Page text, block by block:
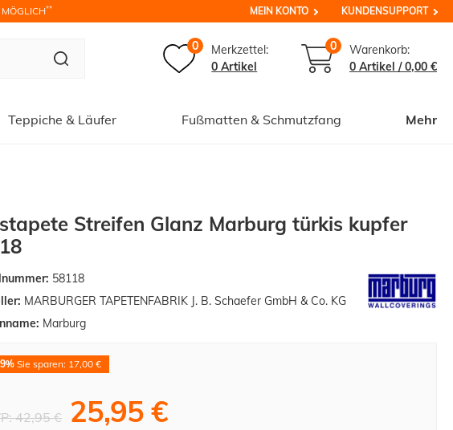
** MEIN KONTO KUNDENSUPPORT
0
Merkzettel:
0 Artikel
0
Warenkorb:
0 Artikel /0,00 €
Teppiche & Läufer Fußmatten & Schmutzfang Mehr
Streifen Glanz Marburg türkis kupfer
58118
MARBURGER TAPETENFABRIK J. B. Schaefer GmbH & Co. KG
Marburg
Sie sparen: 17,00 €
42,95 € 25,95 €